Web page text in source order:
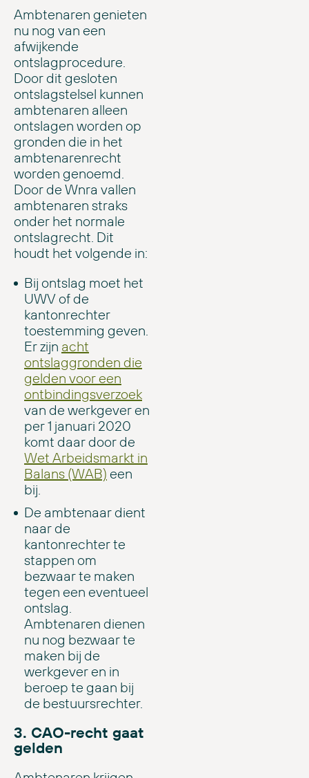
Ambtenaren genieten
nu nog van een
afwijkende
ontslagprocedure.
Door dit gesloten
ontslagstelsel kunnen
ambtenaren alleen
ontslagen worden op
gronden die in het
ambtenarenrecht
worden genoemd.
Door de Wnra vallen
ambtenaren straks
onder het normale
ontslagrecht. Dit
houdt het volgende in:
Bij ontslag moet het
UWV of de
kantonrechter
toestemming geven.
Er zijn acht
ontslaggronden die
gelden voor een
ontbindingsverzoek
van de werkgever en
per 1 januari 2020
komt daar door de
Wet Arbeidsmarkt in
Balans (WAB) een
bij.
De ambtenaar dient
naar de
kantonrechter te
stappen om
bezwaar te maken
tegen een eventueel
ontslag.
Ambtenaren dienen
nu nog bezwaar te
maken bij de
werkgever en in
beroep te gaan bij
de bestuursrechter.
3. CAO-recht gaat
gelden